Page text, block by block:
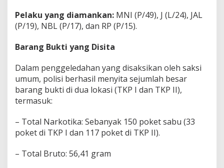
Pelaku yang diamankan: MNI (P/49), J (L/24), JAL
(P/19), NBL (P/17), dan RP (P/15).
Barang Bukti yang Disita
Dalam penggeledahan yang disaksikan oleh saksi
umum, polisi berhasil menyita sejumlah besar
barang bukti di dua lokasi (TKP I dan TKP II),
termasuk:
– Total Narkotika: Sebanyak 150 poket sabu (33
poket di TKP I dan 117 poket di TKP II).
– Total Bruto: 56,41 gram